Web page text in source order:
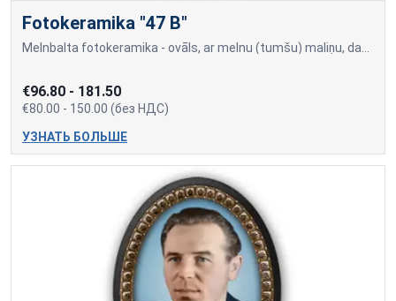
Fotokeramika "47 B"
€96.80 - 181.50
€80.00 - 150.00 (без НДС)
УЗНАТЬ БОЛЬШЕ